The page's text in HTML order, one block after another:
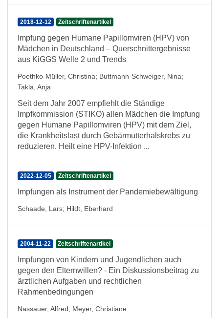
2018-12-12 Zeitschriftenartikel
Impfung gegen Humane Papillomviren (HPV) von
Mädchen in Deutschland – Querschnittergebnisse
aus KiGGS Welle 2 und Trends
Poethko-Müller, Christina; Buttmann-Schweiger, Nina;
Takla, Anja
Seit dem Jahr 2007 empfiehlt die Ständige
Impfkommission (STIKO) allen Mädchen die Impfung
gegen Humane Papillomviren (HPV) mit dem Ziel,
die Krankheitslast durch Gebärmutterhalskrebs zu
reduzieren. Heilt eine HPV-Infektion ...
2022-12-05 Zeitschriftenartikel
Impfungen als Instrument der Pandemiebewältigung
Schaade, Lars; Hildt, Eberhard
2004-11-22 Zeitschriftenartikel
Impfungen von Kindern und Jugendlichen auch
gegen den Elternwillen? - Ein Diskussionsbeitrag zu
ärztlichen Aufgaben und rechtlichen
Rahmenbedingungen
Nassauer, Alfred; Meyer, Christiane